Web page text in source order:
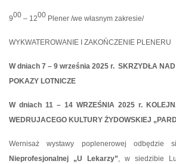
900 – 1200 Plener /we własnym zakresie/
WYKWATEROWANIE I ZAKOŃCZENIE PLENERU
W dniach 7 – 9 września 2025 r. SKRZYDŁA
POKAZY LOTNICZE
W dniach 11 – 14 WRZEŚNIA 2025 r.
WEDRUJACEGO KULTURY ŻYDOWSKIEJ
Wernisaż wystawy poplenerowej odbędzie
Nieprofesjonalnej „U Lekarzy”, w siedzibie